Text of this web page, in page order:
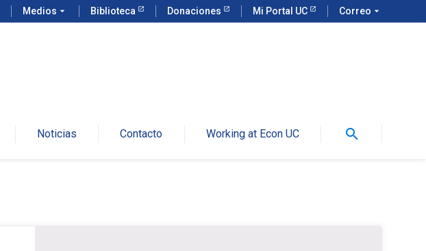
Medios arrow_drop_down Biblioteca Donaciones Mi Portal UC Correo arrow_drop_down
Noticias Contacto Working at Econ UC search